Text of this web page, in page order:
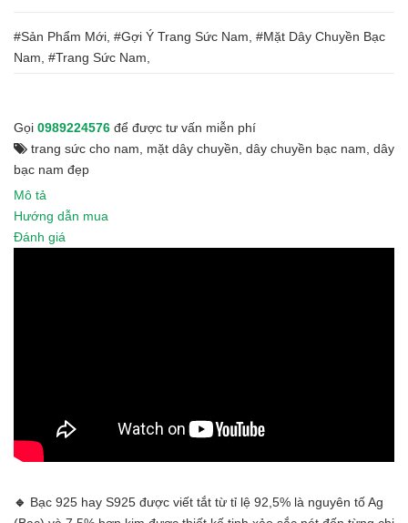
#Sản Phẩm Mới, #Gợi Ý Trang Sức Nam, #Mặt Dây Chuyền Bạc
Nam, #Trang Sức Nam,
Gọi 0989224576 để được tư vấn miễn phí
trang sức cho nam
mặt dây chuyền dây chuyền bạc nam dây
bạc nam đẹp
Mô tả
Hướng dẫn mua
Đánh giá
🔹 Bạc 925 hay S925 được viết tắt từ tỉ lệ 92,5% là nguyên tố Ag